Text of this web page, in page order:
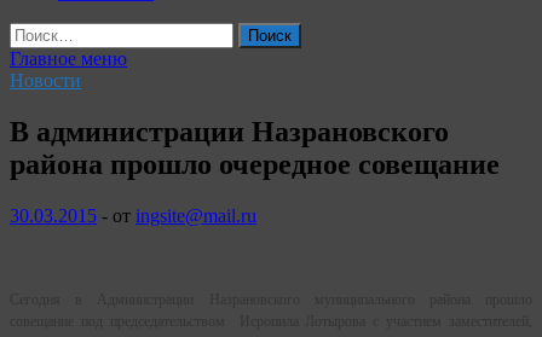
Найти:
Главное меню
Новости
В администрации Назрановского
района прошло очередное совещание
30.03.2015 - от ingsite@mail.ru